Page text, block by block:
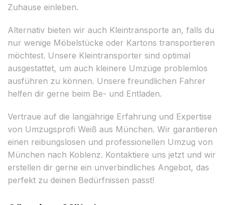
Zuhause einleben.
Alternativ bieten wir auch Kleintransporte an, falls du
nur wenige Möbelstücke oder Kartons transportieren
möchtest. Unsere Kleintransporter sind optimal
ausgestattet, um auch kleinere Umzüge problemlos
ausführen zu können. Unsere freundlichen Fahrer
helfen dir gerne beim Be- und Entladen.
Vertraue auf die langjährige Erfahrung und Expertise
von Umzugsprofi Weiß aus München. Wir garantieren
einen reibungslosen und professionellen Umzug von
München nach Koblenz. Kontaktiere uns jetzt und wir
erstellen dir gerne ein unverbindliches Angebot, das
perfekt zu deinen Bedürfnissen passt!